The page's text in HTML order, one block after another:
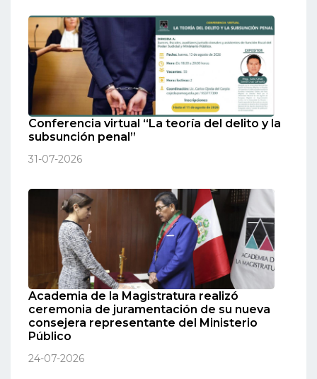
Conferencia virtual “La teoría del delito y la
subsunción penal”
31-07-2026
Academia de la Magistratura realizó
ceremonia de juramentación de su nueva
consejera representante del Ministerio
Público
24-07-2026